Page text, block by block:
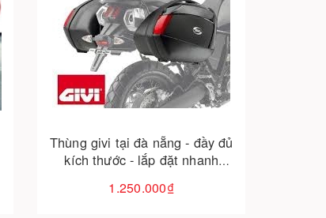
Thùng givi tại đà nẵng - đầy đủ
kích thước - lắp đặt nhanh
1.250.000₫
Cho vào giỏ hàng